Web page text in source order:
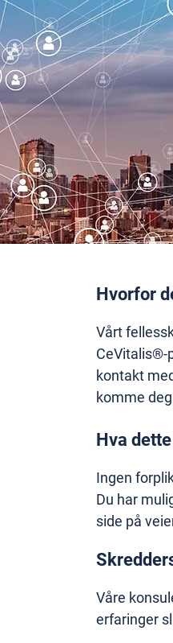
Hvorfor
Vårt
CeVitalis®-
kontakt
komme
Hva
Ingen
Du har
side på
Våre
erfaringer